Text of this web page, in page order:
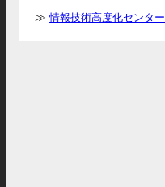
情報技術高度化センター